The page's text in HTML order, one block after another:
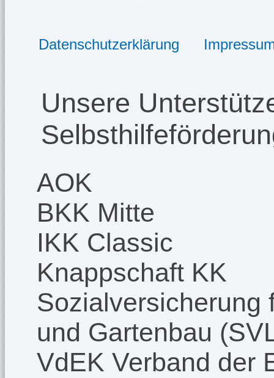
Datenschutzerklärung
Unsere
AOK
BKK Mitte
IKK Classic
Knappschaft KK
Sozialversicherung
und Gartenbau
VdEK Verband der